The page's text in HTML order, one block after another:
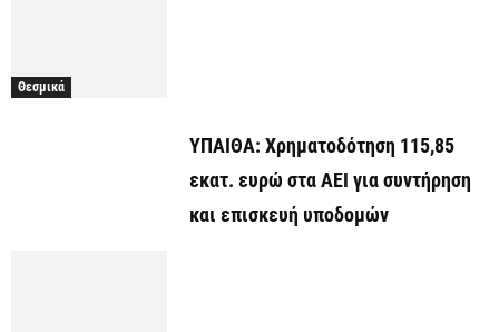
Θεσμικά
ΥΠΑΙΘΑ: Χρηματοδότηση 115,85
εκατ. ευρώ στα ΑΕΙ για συντήρηση
και επισκευή υποδομών